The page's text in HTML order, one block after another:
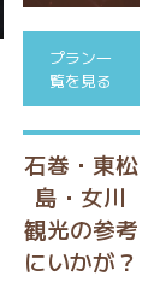
プラン一
覧を見る
石巻・東松
島・女川
観光の参考
にいかが？